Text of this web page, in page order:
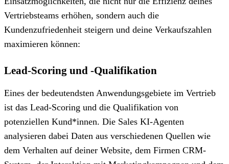
Vertriebsteams erhöhen, sondern auch die
Kundenzufriedenheit steigern und deine Verkaufszahlen
maximieren können:
Lead-Scoring und -Qualifikation
Eines der bedeutendsten Anwendungsgebiete im Vertrieb
ist das Lead-Scoring und die Qualifikation von
potenziellen Kund*innen. Die Sales KI-Agenten
analysieren dabei Daten aus verschiedenen Quellen wie
dem Verhalten auf deiner Website, dem Firmen CRM-